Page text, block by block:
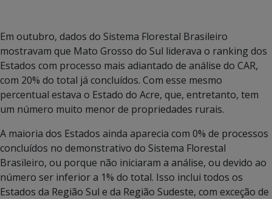
Em outubro, dados do Sistema Florestal Brasileiro
mostravam que Mato Grosso do Sul liderava o ranking dos
Estados com processo mais adiantado de análise do CAR,
com 20% do total já concluídos. Com esse mesmo
percentual estava o Estado do Acre, que, entretanto, tem
um número muito menor de propriedades rurais.
A maioria dos Estados ainda aparecia com 0% de processos
concluídos no demonstrativo do Sistema Florestal
Brasileiro, ou porque não iniciaram a análise, ou devido ao
número ser inferior a 1% do total. Isso inclui todos os
Estados da Região Sul e da Região Sudeste, com exceção de